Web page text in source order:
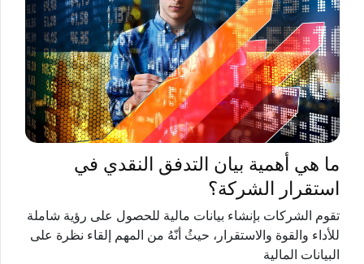
ما هي أهمية بيان التدفق النقدي في
استقرار الشركة؟
تقوم الشركات بإنشاء بيانات مالية للحصول على رؤية شاملة
للأداء والقوة والاستقرار، حيثُ أنّهُ من المهم إلقاء نظرة على
البيانات المالية